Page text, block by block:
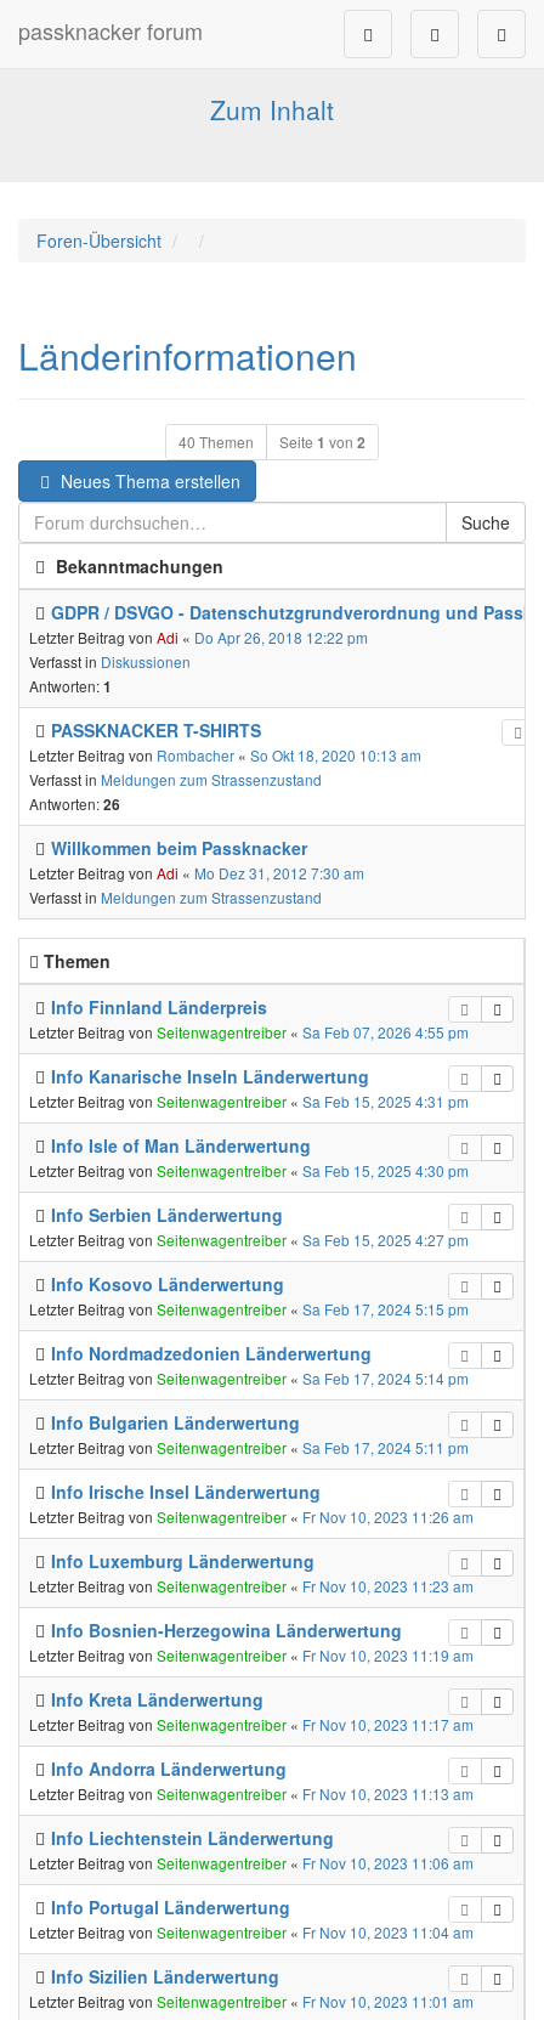
passknacker forum
Forum für alle Pässe- und Tourenfahrer
Zum Inhalt
Foren-Übersicht
Länderinformationen
40 Themen Seite 1 von 2
Neues Thema erstellen
Suche
Bekanntmachungen
GDPR / DSVGO - Datenschutzgrundverordnung und
Letzter Beitrag von Adi « Do Apr 26, 2018 12:22 pm
Verfasst in Diskussionen
Antworten:1
PASSKNACKER T-SHIRTS
Letzter Beitrag von Rombacher « So Okt 18, 2020 10:13 am
Verfasst in Meldungen zum Strassenzustand
Antworten:26
Willkommen beim Passknacker
Letzter Beitrag von Adi « Mo Dez 31, 2012 7:30 am
Verfasst in Meldungen zum Strassenzustand
Themen
Info Finnland Länderpreis
Letzter Beitrag von Seitenwagentreiber « Sa Feb 07, 2026 4:55 pm
Info Kanarische Inseln Länderwertung
Letzter Beitrag von Seitenwagentreiber « Sa Feb 15, 2025 4:31 pm
Info Isle of Man Länderwertung
Letzter Beitrag von Seitenwagentreiber « Sa Feb 15, 2025 4:30 pm
Info Serbien Länderwertung
Letzter Beitrag von Seitenwagentreiber « Sa Feb 15, 2025 4:27 pm
Info Kosovo Länderwertung
Letzter Beitrag von Seitenwagentreiber « Sa Feb 17, 2024 5:15 pm
Info Nordmadzedonien Länderwertung
Letzter Beitrag von Seitenwagentreiber « Sa Feb 17, 2024 5:14 pm
Info Bulgarien Länderwertung
Letzter Beitrag von Seitenwagentreiber « Sa Feb 17, 2024 5:11 pm
Info Irische Insel Länderwertung
Letzter Beitrag von Seitenwagentreiber « Fr Nov 10, 2023 11:26 am
Info Luxemburg Länderwertung
Letzter Beitrag von Seitenwagentreiber « Fr Nov 10, 2023 11:23 am
Info Bosnien-Herzegowina Länderwertung
Letzter Beitrag von Seitenwagentreiber « Fr Nov 10, 2023 11:19 am
Info Kreta Länderwertung
Letzter Beitrag von Seitenwagentreiber « Fr Nov 10, 2023 11:17 am
Info Andorra Länderwertung
Letzter Beitrag von Seitenwagentreiber « Fr Nov 10, 2023 11:13 am
Info Liechtenstein Länderwertung
Letzter Beitrag von Seitenwagentreiber « Fr Nov 10, 2023 11:06 am
Info Portugal Länderwertung
Letzter Beitrag von Seitenwagentreiber « Fr Nov 10, 2023 11:04 am
Info Sizilien Länderwertung
Letzter Beitrag von Seitenwagentreiber « Fr Nov 10, 2023 11:01 am